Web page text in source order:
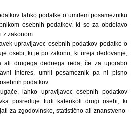
lahko podatke o umrlem posamezniku
osebnih podatkov, ki so za obdelavo
zakonom.
upravljavec osebnih podatkov podatke o
osebi, ki je po zakonu, ki ureja dedovanje,
ali drugega dednega reda, če za uporabo
interes, umrli posameznik pa ni pisno
podatkov.
lahko upravljavec osebnih podatkov
posreduje tudi katerikoli drugi osebi, ki
za zgodovinsko, statistično ali znanstveno-